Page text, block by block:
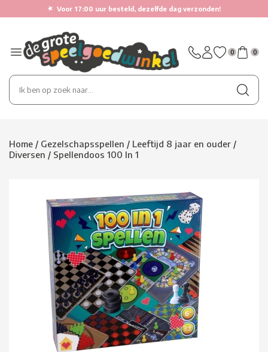
★ Voor 17:00 uur besteld, dezelfde dag verzonden!
0 0
Home / Gezelschapsspellen / Leeftijd 8 jaar en ouder /
Diversen / Spellendoos 100 In 1